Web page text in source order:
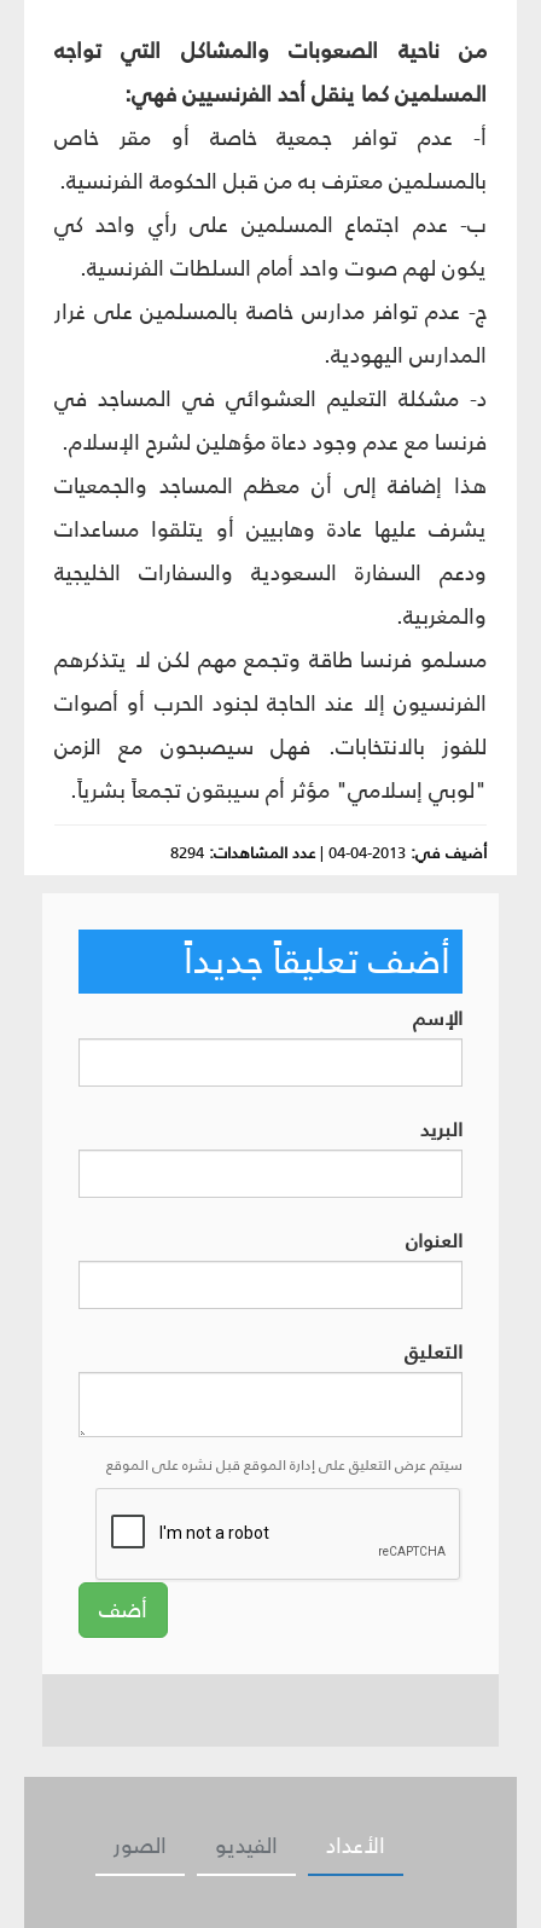
من ناحية الصعوبات والمشاكل التي تواجه
المسلمين كما ينقل أحد الفرنسيين فهي:
أ- عدم توافر جمعية خاصة أو مقر خاص
بالمسلمين معترف به من قبل الحكومة الفرنسية.
ب- عدم اجتماع المسلمين على رأي واحد كي
يكون لهم صوت واحد أمام السلطات الفرنسية.
ج- عدم توافر مدارس خاصة بالمسلمين على غرار
المدارس اليهودية.
د- مشكلة التعليم العشوائي في المساجد في
فرنسا مع عدم وجود دعاة مؤهلين لشرح الإسلام.
هذا إضافة إلى أن معظم المساجد والجمعيات
يشرف عليها عادة وهابيين أو يتلقوا مساعدات
ودعم السفارة السعودية والسفارات الخليجية
والمغربية.
مسلمو فرنسا طاقة وتجمع مهم لكن لا يتذكرهم
الفرنسيون إلا عند الحاجة لجنود الحرب أو أصوات
للفوز بالانتخابات. فهل سيصبحون مع الزمن
"لوبي إسلامي" مؤثر أم سيبقون تجمعاً بشرياً.
أضيف في: 2013-04-04
|عدد المشاهدات: 8294
أضف تعليقاً جديداً
الإسم
البريد
العنوان
التعليق
سيتم عرض التعليق على إدارة الموقع قبل نشره على الموقع
أضف
الصور الفيديو الأعداد